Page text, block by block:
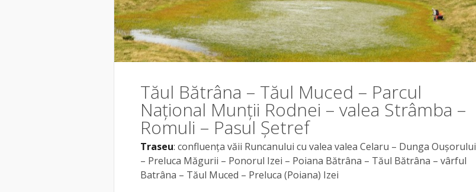
Tăul Bătrâna – Tăul Muced – Parcul
Național Munții Rodnei – valea Strâmba –
Romuli – Pasul Şetref
Traseu: confluenţa văii Runcanului cu valea valea Celaru – Dunga Ouşorului
– Preluca Măgurii – Ponorul Izei – Poiana Bătrâna – Tăul Bătrâna – vârful
Batrâna – Tăul Muced – Preluca (Poiana) Izei